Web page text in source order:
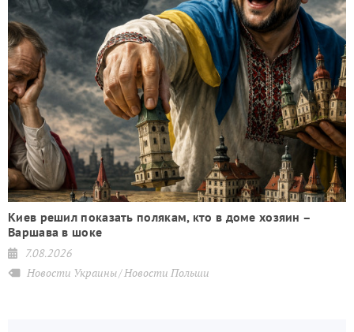
Киев решил показать полякам, кто в доме хозяин –
Варшава в шоке
7.08.2026
Новости Украины Новости Польши